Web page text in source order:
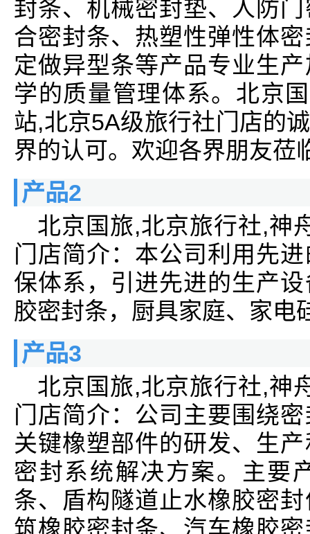
封条、机械密封垫、人防
合密封条、热塑性弹性体
定做异型条等产品专业生
学的质量管理体系。北京
站,北京5A级旅行社门店的
界的认可。欢迎各界朋友莅
产品2
北京国旅,北京旅行社,神
门店简介：本公司利用先
保体系，引进先进的生产
胶密封条，厨具家庭、家电
产品3
北京国旅,北京旅行社,神
门店简介：公司主要围绕
关键橡塑部件的研发、生
密封系统解决方案。主要
条、盾构隧道止水橡胶密
筑橡胶密封条、汽车橡胶